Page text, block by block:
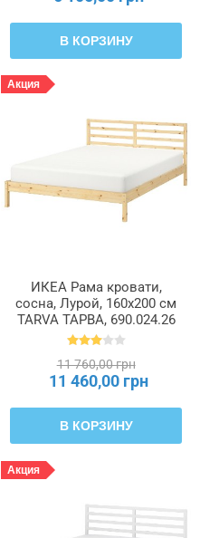
В КОРЗИНУ
Акция
ИКЕА Рама кровати,
сосна, Лурой, 160x200 см
TARVA ТАРВА, 690.024.26
11 760,00 грн
11 460,00 грн
В КОРЗИНУ
Акция